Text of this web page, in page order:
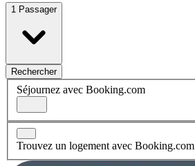
1 Passager
Rechercher
Séjournez avec Booking.com
Trouvez un logement avec Booking.com